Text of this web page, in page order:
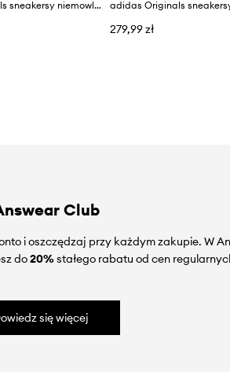
adidas Originals sneakersy niemowlęce SUPERSTAR
279,99 zł
Club
i oszczędzaj przy każdym zakupie. W
do20%stałego rabatu od cen
się więcej